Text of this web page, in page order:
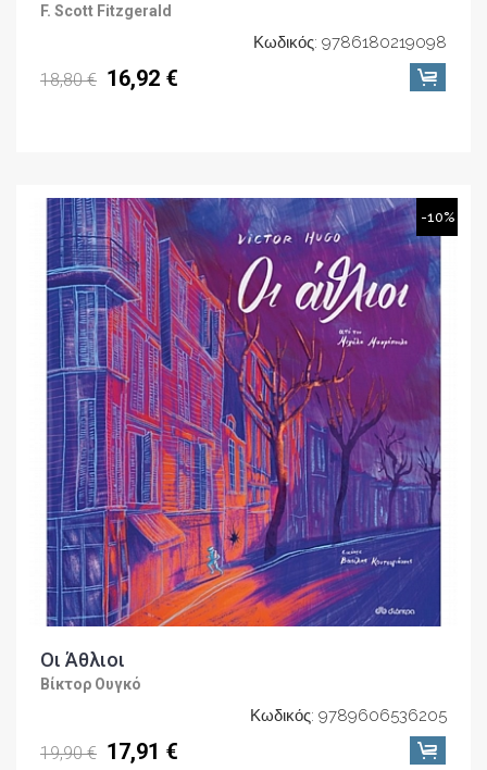
F. Scott Fitzgerald
Κωδικός: 9786180219098
18,80 € 16,92 €
-10%
Οι Άθλιοι
Βίκτορ Ουγκό
Κωδικός: 9789606536205
19,90 € 17,91 €